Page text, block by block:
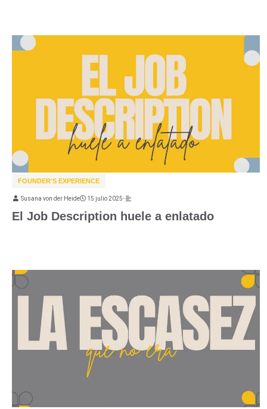
FOUNDER'S EXPERIENCE
El Job Description huele a enlatado
Susana von der Heide 15 julio 2025•